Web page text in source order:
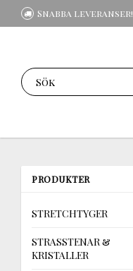
Snabba leveranser!
PRODUKTER
STRETCHTYGER
STRASSTENAR &
KRISTALLER